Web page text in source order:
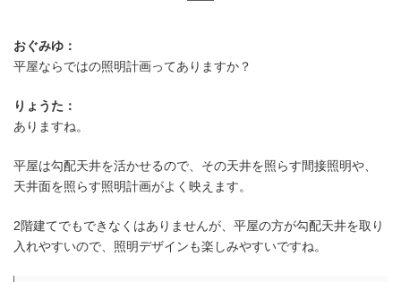
おぐみゆ：
平屋ならではの照明計画ってありますか？
りょうた：
ありますね。
平屋は勾配天井を活かせるので、その天井を照らす間接照明や、
天井面を照らす照明計画がよく映えます。
2階建てでもできなくはありませんが、平屋の方が勾配天井を取り
入れやすいので、照明デザインも楽しみやすいですね。